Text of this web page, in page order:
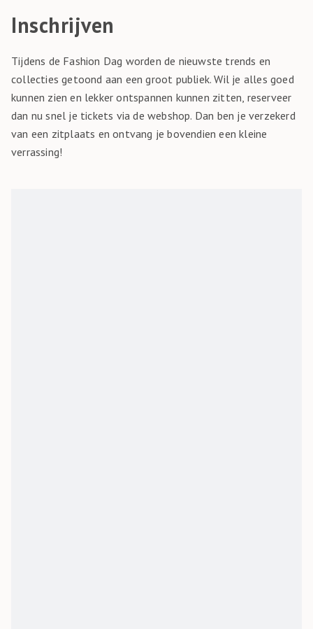
Inschrijven
Tijdens de Fashion Dag worden de nieuwste trends en
collecties getoond aan een groot publiek. Wil je alles goed
kunnen zien en lekker ontspannen kunnen zitten, reserveer
dan nu snel je tickets via de webshop. Dan ben je verzekerd
van een zitplaats en ontvang je bovendien een kleine
verrassing!